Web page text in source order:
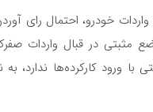
خودرو، احتمال رای
مثبتی در قبال واردات
کارکرده‌ها ندارد، به